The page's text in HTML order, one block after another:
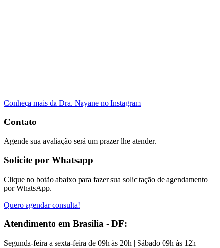
Conheça mais da Dra. Nayane no Instagram
Contato
Agende sua avaliação será um prazer lhe atender.
Solicite por Whatsapp
Clique no botão abaixo para fazer sua solicitação de agendamento
por WhatsApp.
Quero agendar consulta!
Atendimento em Brasília - DF:
Segunda-feira a sexta-feira de 09h às 20h | Sábado 09h às 12h